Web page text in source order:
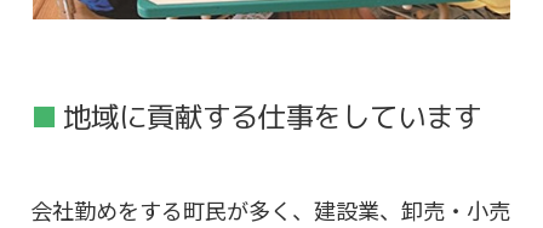
地域に貢献する仕事をしています
会社勤めをする町民が多く、建設業、卸売・小売